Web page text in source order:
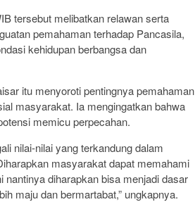
tersebut melibatkan relawan serta
pemahaman terhadap Pancasila,
kehidupan berbangsa dan
itu menyoroti pentingnya pemahaman
masyarakat. Ia mengingatkan bahwa
memicu perpecahan.
nilai-nilai yang terkandung dalam
masyarakat dapat memahami
diharapkan bisa menjadi dasar
maju dan bermartabat,” ungkapnya.